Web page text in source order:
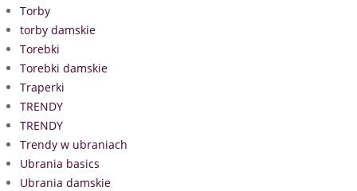
Torby
torby damskie
Torebki
Torebki damskie
Traperki
TRENDY
TRENDY
Trendy w ubraniach
Ubrania basics
Ubrania damskie